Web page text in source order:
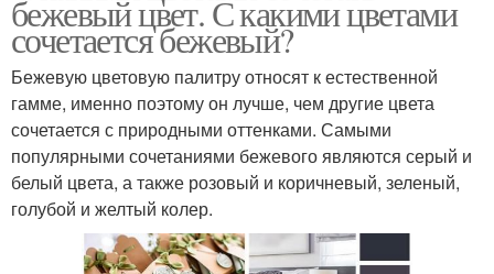
бежевый цвет. С какими цветами
сочетается бежевый?
Бежевую цветовую палитру относят к естественной
гамме, именно поэтому он лучше, чем другие цвета
сочетается с природными оттенками. Самыми
популярными сочетаниями бежевого являются серый и
белый цвета, а также розовый и коричневый, зеленый,
голубой и желтый колер.